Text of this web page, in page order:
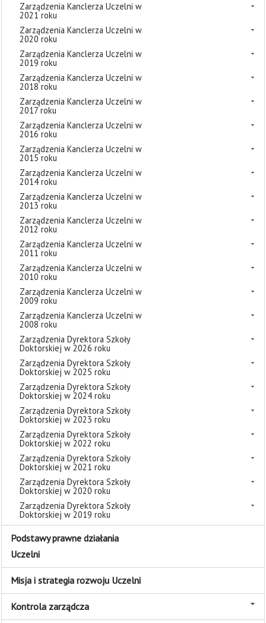
Zarządzenia Kanclerza Uczelni w
2021 roku
Zarządzenia Kanclerza Uczelni w
2020 roku
Zarządzenia Kanclerza Uczelni w
2019 roku
Zarządzenia Kanclerza Uczelni w
2018 roku
Zarządzenia Kanclerza Uczelni w
2017 roku
Zarządzenia Kanclerza Uczelni w
2016 roku
Zarządzenia Kanclerza Uczelni w
2015 roku
Zarządzenia Kanclerza Uczelni w
2014 roku
Zarządzenia Kanclerza Uczelni w
2013 roku
Zarządzenia Kanclerza Uczelni w
2012 roku
Zarządzenia Kanclerza Uczelni w
2011 roku
Zarządzenia Kanclerza Uczelni w
2010 roku
Zarządzenia Kanclerza Uczelni w
2009 roku
Zarządzenia Kanclerza Uczelni w
2008 roku
Zarządzenia Dyrektora Szkoły
Doktorskiej w 2026 roku
Zarządzenia Dyrektora Szkoły
Doktorskiej w 2025 roku
Zarządzenia Dyrektora Szkoły
Doktorskiej w 2024 roku
Zarządzenia Dyrektora Szkoły
Doktorskiej w 2023 roku
Zarządzenia Dyrektora Szkoły
Doktorskiej w 2022 roku
Zarządzenia Dyrektora Szkoły
Doktorskiej w 2021 roku
Zarządzenia Dyrektora Szkoły
Doktorskiej w 2020 roku
Zarządzenia Dyrektora Szkoły
Doktorskiej w 2019 roku
Podstawy prawne działania
Uczelni
Misja i strategia rozwoju Uczelni
Kontrola zarządcza